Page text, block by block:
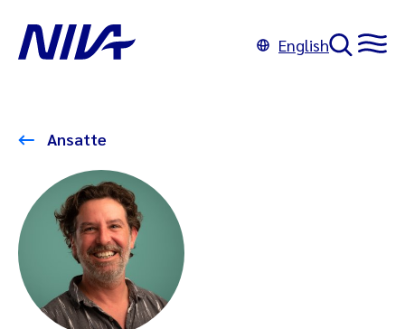
English
Ansatte